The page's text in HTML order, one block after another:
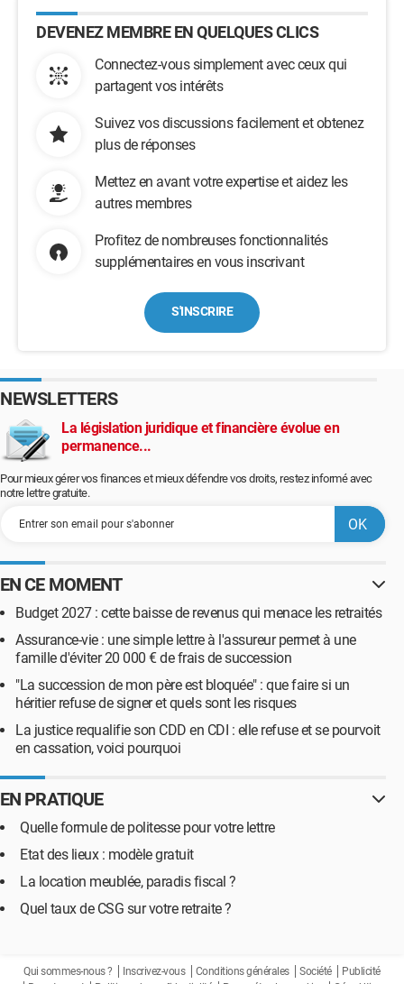
DEVENEZ MEMBRE EN QUELQUES CLICS
Connectez-vous simplement avec ceux qui
partagent vos intérêts
Suivez vos discussions facilement et obtenez
plus de réponses
Mettez en avant votre expertise et aidez les
autres membres
Profitez de nombreuses fonctionnalités
supplémentaires en vous inscrivant
S'INSCRIRE
NEWSLETTERS
La législation juridique et financière évolue en
permanence...
Pour mieux gérer vos finances et mieux défendre vos droits, restez informé avec
notre lettre gratuite.
EN CE MOMENT
Budget 2027 : cette baisse de revenus qui menace les retraités
Assurance-vie : une simple lettre à l'assureur permet à une
famille d'éviter 20 000 € de frais de succession
"La succession de mon père est bloquée" : que faire si un
héritier refuse de signer et quels sont les risques
La justice requalifie son CDD en CDI : elle refuse et se pourvoit
en cassation, voici pourquoi
EN PRATIQUE
Quelle formule de politesse pour votre lettre
Etat des lieux : modèle gratuit
La location meublée, paradis fiscal ?
Quel taux de CSG sur votre retraite ?
Qui sommes-nous ? Inscrivez-vous Conditions générales Société
Publicité